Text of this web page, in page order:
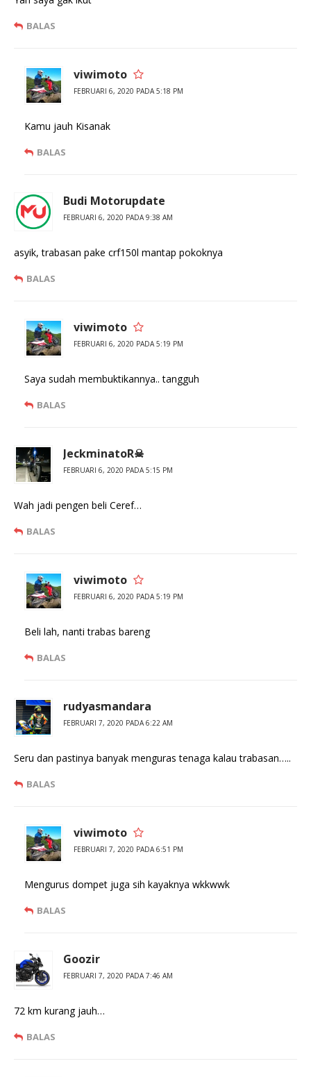
BALAS
viwimoto
FEBRUARI 6, 2020 PADA 5:18 PM
Kamu jauh Kisanak
BALAS
Budi Motorupdate
FEBRUARI 6, 2020 PADA 9:38 AM
asyik, trabasan pake crf150l mantap pokoknya
BALAS
viwimoto
FEBRUARI 6, 2020 PADA 5:19 PM
Saya sudah membuktikannya.. tangguh
BALAS
JeckminatoR☠
FEBRUARI 6, 2020 PADA 5:15 PM
Wah jadi pengen beli Ceref…
BALAS
viwimoto
FEBRUARI 6, 2020 PADA 5:19 PM
Beli lah, nanti trabas bareng
BALAS
rudyasmandara
FEBRUARI 7, 2020 PADA 6:22 AM
Seru dan pastinya banyak menguras tenaga kalau trabasan…..
BALAS
viwimoto
FEBRUARI 7, 2020 PADA 6:51 PM
Mengurus dompet juga sih kayaknya wkkwwk
BALAS
Goozir
FEBRUARI 7, 2020 PADA 7:46 AM
72 km kurang jauh…
BALAS